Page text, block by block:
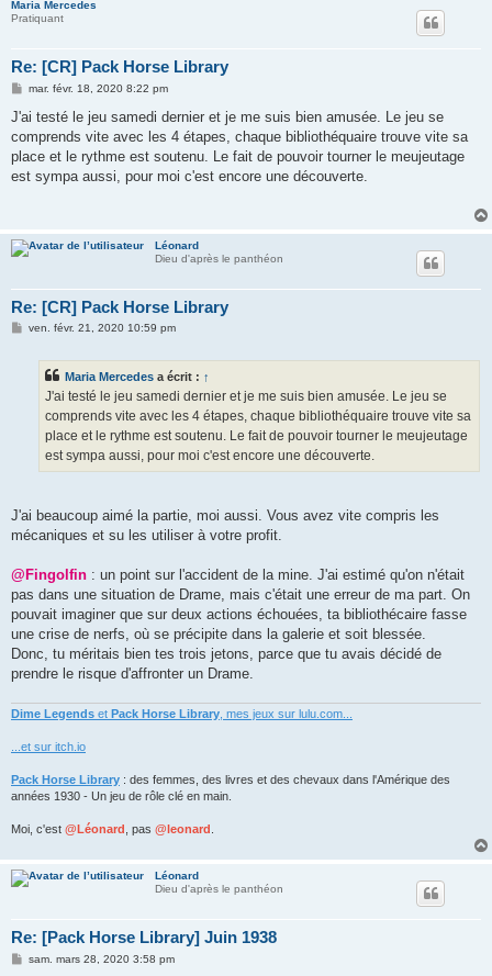
Maria Mercedes
Pratiquant
Re: [CR] Pack Horse Library
M
s
a
g
mar. févr. 18, 2020 8:22 pm
J'ai testé le jeu samedi dernier et je me suis bien amusée. Le jeu se
comprends vite avec les 4 étapes, chaque bibliothéquaire trouve vite sa
place et le rythme est soutenu. Le fait de pouvoir tourner le meujeutage
est sympa aussi, pour moi c'est encore une découverte.
Léonard
Dieu d'après le panthéon
Re: [CR] Pack Horse Library
Mven. févr. 21, 2020 10:59 pm
Maria Mercedes a écrit : ↑
J'ai testé le jeu samedi dernier et je me suis bien amusée. Le jeu se
comprends vite avec les 4 étapes, chaque bibliothéquaire trouve vite sa
place et le rythme est soutenu. Le fait de pouvoir tourner le meujeutage
est sympa aussi, pour moi c'est encore une découverte.
J'ai beaucoup aimé la partie, moi aussi. Vous avez vite compris les
mécaniques et su les utiliser à votre profit.
@Fingolfin : un point sur l'accident de la mine. J'ai estimé qu'on n'était
pas dans une situation de Drame, mais c'était une erreur de ma part. On
pouvait imaginer que sur deux actions échouées, ta bibliothécaire fasse
une crise de nerfs, où se précipite dans la galerie et soit blessée.
Donc, tu méritais bien tes trois jetons, parce que tu avais décidé de
prendre le risque d'affronter un Drame.
Dime Legends et Pack Horse Library, mes jeux sur lulu.com...
...et sur itch.io
Pack Horse Library : des femmes, des livres et des chevaux dans l'Amérique des
années 1930 - Un jeu de rôle clé en main.
Moi, c'est @Léonard , pas @leonard .
Léonard
Dieu d'après le panthéon
Re: [Pack Horse Library] Juin 1938
Msam. mars 28, 2020 3:58 pm